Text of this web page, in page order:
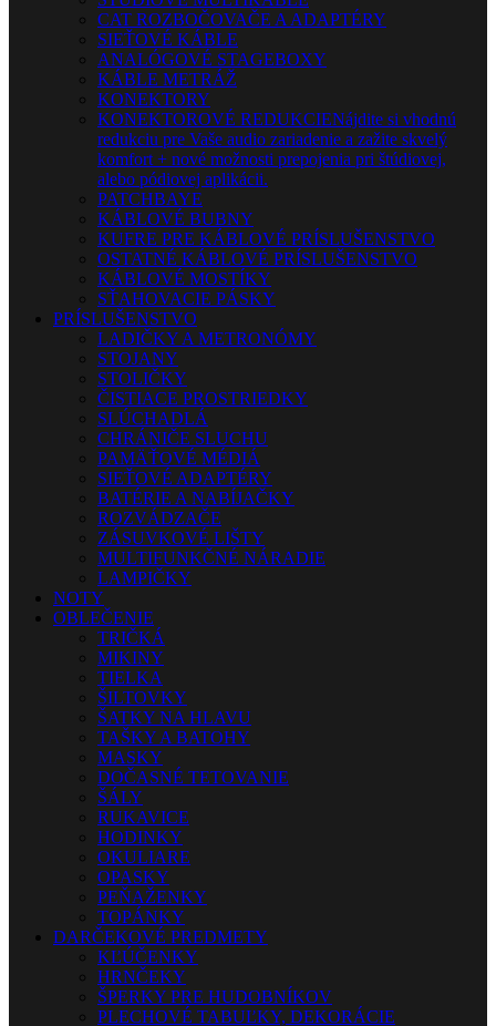
CAT ROZBOČOVAČE A ADAPTÉRY
SIEŤOVÉ KÁBLE
ANALÓGOVÉ STAGEBOXY
KÁBLE METRÁŽ
KONEKTORY
KONEKTOROVÉ REDUKCIENájdite si vhodnú
redukciu pre Vaše audio zariadenie a zažite skvelý
komfort + nové možnosti prepojenia pri štúdiovej,
alebo pódiovej aplikácii.
PATCHBAYE
KÁBLOVÉ BUBNY
KUFRE PRE KÁBLOVÉ PRÍSLUŠENSTVO
OSTATNÉ KÁBLOVÉ PRÍSLUŠENSTVO
KÁBLOVÉ MOSTÍKY
SŤAHOVACIE PÁSKY
PRÍSLUŠENSTVO
LADIČKY A METRONÓMY
STOJANY
STOLIČKY
ČISTIACE PROSTRIEDKY
SLÚCHADLÁ
CHRÁNIČE SLUCHU
PAMÄŤOVÉ MÉDIÁ
SIEŤOVÉ ADAPTÉRY
BATÉRIE A NABÍJAČKY
ROZVÁDZAČE
ZÁSUVKOVÉ LIŠTY
MULTIFUNKČNÉ NÁRADIE
LAMPIČKY
NOTY
OBLEČENIE
TRIČKÁ
MIKINY
TIELKA
ŠILTOVKY
ŠATKY NA HLAVU
TAŠKY A BATOHY
MASKY
DOČASNÉ TETOVANIE
ŠÁLY
RUKAVICE
HODINKY
OKULIARE
OPASKY
PEŇAŽENKY
TOPÁNKY
DARČEKOVÉ PREDMETY
KĽÚČENKY
HRNČEKY
ŠPERKY PRE HUDOBNÍKOV
PLECHOVÉ TABUĽKY, DEKORÁCIE